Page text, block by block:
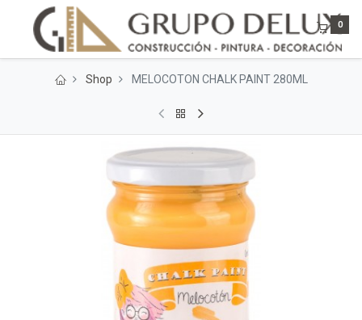
0
Shop MELOCOTON CHALK PAINT 280ML